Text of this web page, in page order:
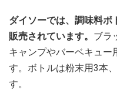
ダイソーでは、調味料ボ
販売されています。 ブラ
キャンプやバーベキュー
す。ボトルは粉末用3本
す。